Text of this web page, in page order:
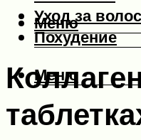
Уход за
Похудение
Меню
Меню